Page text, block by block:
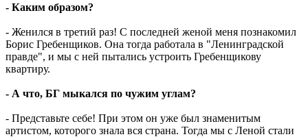
- Каким образом?
- Женился в третий раз! С последней женой меня познакомил
Борис Гребенщиков. Она тогда работала в "Ленинградской
правде", и мы с ней пытались устроить Гребенщикову
квартиру.
- А что, БГ мыкался по чужим углам?
- Представьте себе! При этом он уже был знаменитым
артистом, которого знала вся страна. Тогда мы с Леной стали